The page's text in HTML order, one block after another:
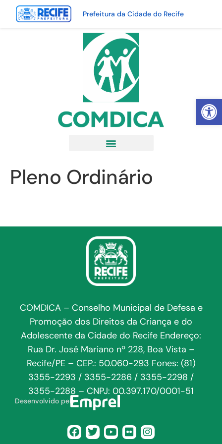
Abrir
Prefeitura da Cidade do Recife
Pleno Ordinário
COMDICA – Conselho Municipal de Defesa e
Promoção dos Direitos da Criança e do
Adolescente da Cidade do Recife Endereço:
Rua Dr. José Mariano nº 228, Boa Vista –
Recife/PE – CEP.: 50.060-293 Fones: (81)
3355-2293 / 3355-2286 / 3355-2298 /
3355-2288 – CNPJ: 00.397.170/0001-51
Desenvolvido pela